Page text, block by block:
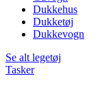
Dukkehus
Dukketøj
Dukkevogn
Se alt legetøj
Tasker